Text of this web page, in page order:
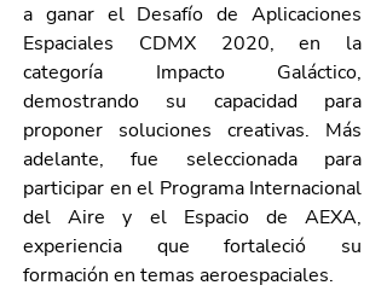
a ganar el Desafío de Aplicaciones
Espaciales CDMX 2020, en la
categoría Impacto Galáctico,
demostrando su capacidad para
proponer soluciones creativas. Más
adelante, fue seleccionada para
participar en el Programa Internacional
del Aire y el Espacio de AEXA,
experiencia que fortaleció su
formación en temas aeroespaciales.